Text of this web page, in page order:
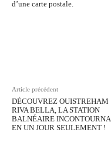
d’une carte postale.
Article précédent
DÉCOUVREZ OUISTREHAM
RIVA BELLA, LA STATION
BALNÉAIRE
EN UN JOUR SEULEMENT !